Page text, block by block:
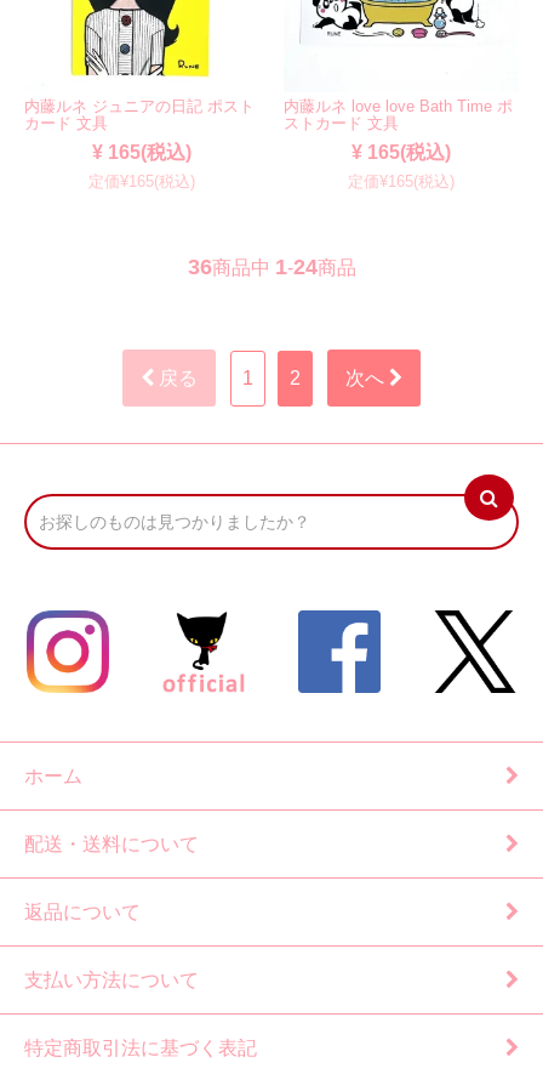
内藤ルネ ジュニアの日記 ポスト
カード 文具
¥ 165(税込)
定価¥165(税込)
内藤ルネ love love Bath Time ポ
ストカード 文具
¥ 165(税込)
定価¥165(税込)
36商品中 1-24商品
戻る 1 2 次へ
ホーム
配送・送料について
返品について
支払い方法について
特定商取引法に基づく表記